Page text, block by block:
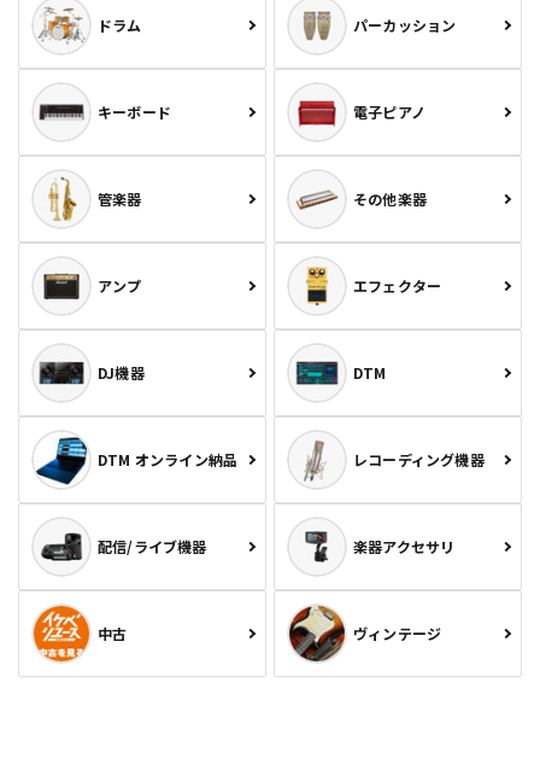
ドラム パーカッション
キーボード 電子ピアノ
管楽器 その他楽器
アンプ エフェクター
DJ機器 DTM
DTM オンライン納品 レコーディング機器
配信/ライブ機器 楽器アクセサリ
中古 ヴィンテージ